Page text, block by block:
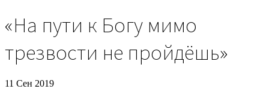
«На пути к Богу мимо
трезвости не пройдёшь»
11 Сен 2019